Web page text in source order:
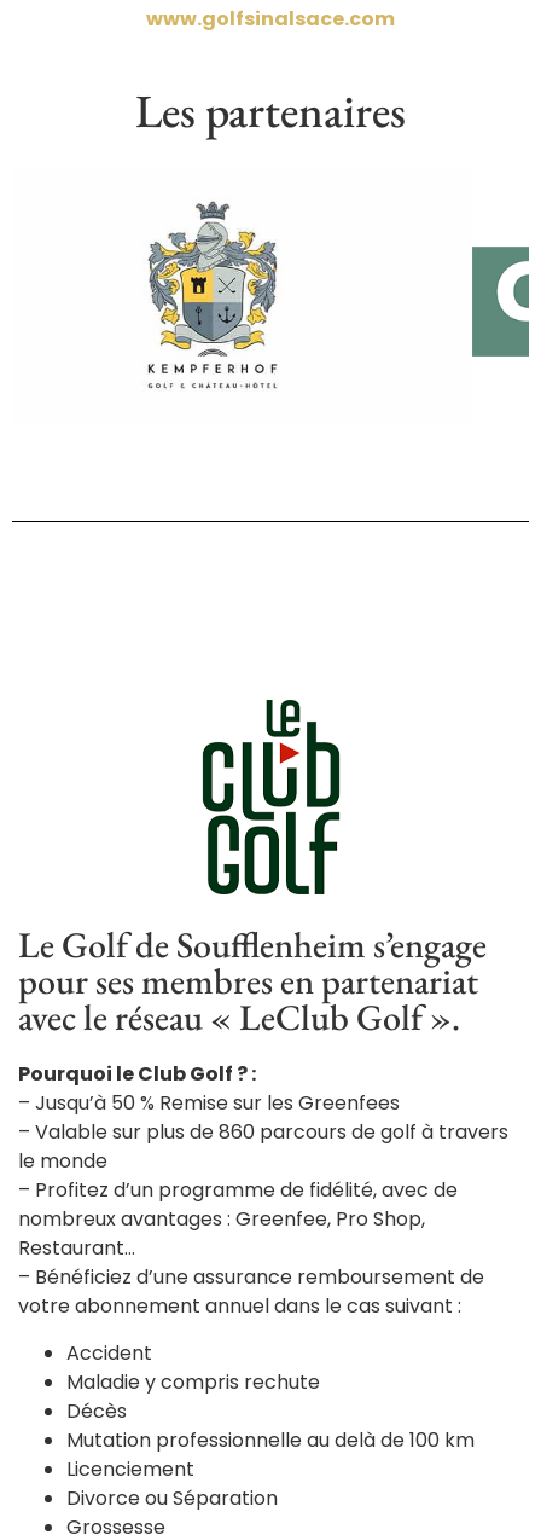
www.golfsinalsace.com
Les partenaires
Le Golf de Soufflenheim s’engage
pour ses membres en partenariat
avec le réseau « LeClub Golf ».
Pourquoi le Club Golf ? :
– Jusqu’à 50 % Remise sur les Greenfees
– Valable sur plus de 860 parcours de golf à travers
le monde
– Profitez d’un programme de fidélité, avec de
nombreux avantages : Greenfee, Pro Shop,
Restaurant…
– Bénéficiez d’une assurance remboursement de
votre abonnement annuel dans le cas suivant :
Accident
Maladie y compris rechute
Décès
Mutation professionnelle au delà de 100 km
Licenciement
Divorce ou Séparation
Grossesse